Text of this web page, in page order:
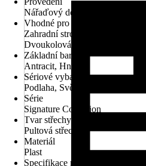
Nářaďový domek
Vhodné pro
Zahradní stroje, Zahradní
Dvoukolová vozidla
Základní barva
Antracit, Hnědá
Sériové vybavení
Podlaha, Světlík
Série
Signature Collection
Tvar střechy
Pultová střecha
Materiál
Plast
Specifikace materiálu